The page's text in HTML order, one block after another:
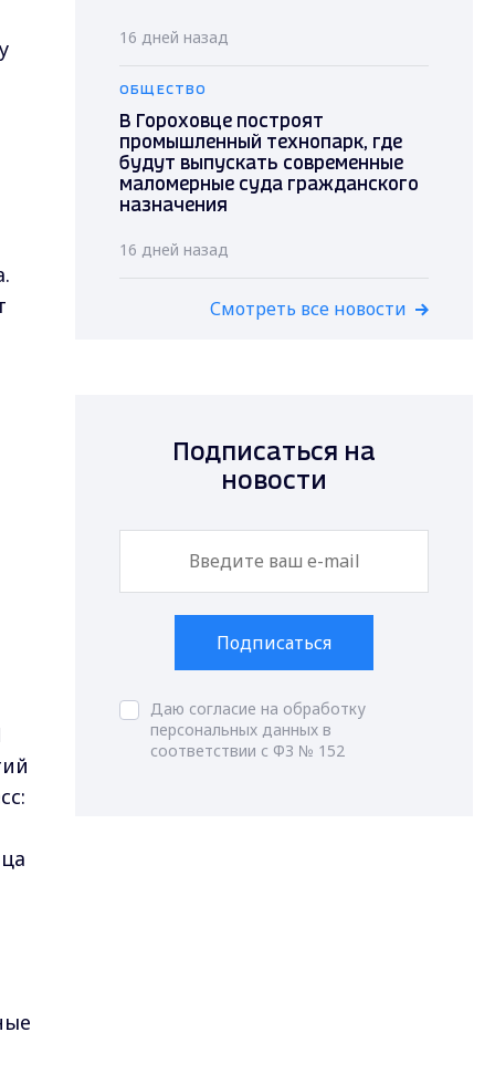
16 дней назад
ОБЩЕСТВО
В Гороховце построят
промышленный технопарк, где
будут выпускать современные
маломерные суда гражданского
назначения
16 дней назад
Смотреть все новости
Подписаться на
новости
Подписаться
Даю согласие на обработку
персональных данных в
соответствии с ФЗ № 152